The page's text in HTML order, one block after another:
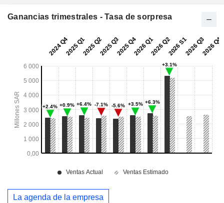
Ganancias trimestrales - Tasa de sorpresa
La agenda de la empresa